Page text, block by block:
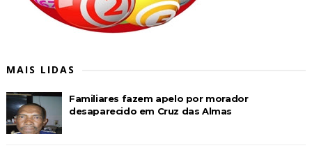
MAIS LIDAS
Familiares fazem apelo por morador
desaparecido em Cruz das Almas